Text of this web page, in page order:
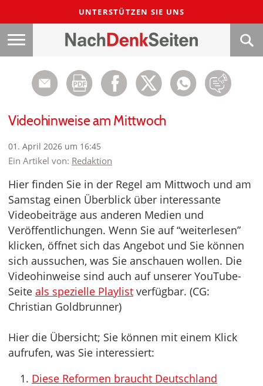
UNTERSTÜTZEN SIE UNS
Videohinweise am Mittwoch
01. April 2026 um 16:45
Ein Artikel von: Redaktion
Hier finden Sie in der Regel am Mittwoch und am
Samstag einen Überblick über interessante
Videobeiträge aus anderen Medien und
Veröffentlichungen. Wenn Sie auf “weiterlesen”
klicken, öffnet sich das Angebot und Sie können
sich aussuchen, was Sie anschauen wollen. Die
Videohinweise sind auch auf unserer YouTube-
Seite als spezielle Playlist verfügbar. (CG:
Christian Goldbrunner)
Hier die Übersicht; Sie können mit einem Klick
aufrufen, was Sie interessiert:
Diese Reformen braucht Deutschland